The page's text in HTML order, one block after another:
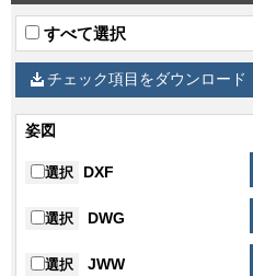
すべて選択
チェック項目をダウンロード
姿図
選択 DXF
選択 DWG
選択 JWW